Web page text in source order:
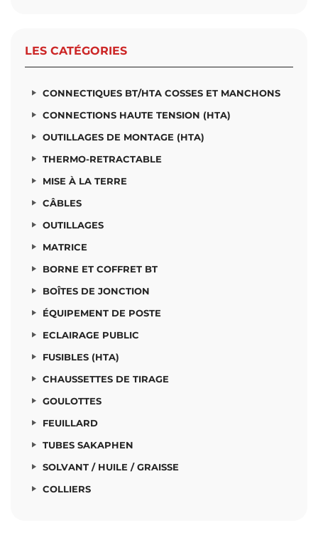
LES CATÉGORIES
CONNECTIQUES BT/HTA COSSES ET MANCHONS
CONNECTIONS HAUTE TENSION (HTA)
OUTILLAGES DE MONTAGE (HTA)
THERMO-RETRACTABLE
MISE À LA TERRE
CÂBLES
OUTILLAGES
MATRICE
BORNE ET COFFRET BT
BOÎTES DE JONCTION
ÉQUIPEMENT DE POSTE
ECLAIRAGE PUBLIC
FUSIBLES (HTA)
CHAUSSETTES DE TIRAGE
GOULOTTES
FEUILLARD
TUBES SAKAPHEN
SOLVANT / HUILE / GRAISSE
COLLIERS